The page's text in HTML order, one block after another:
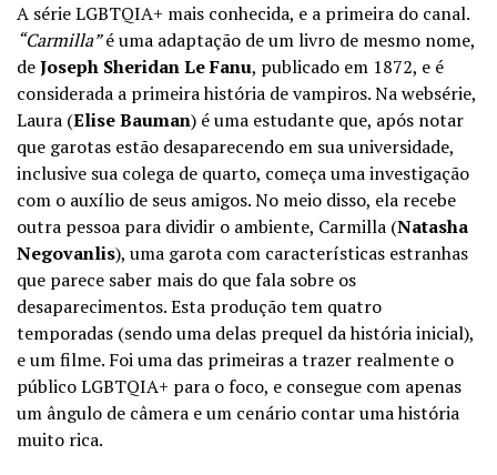
A série LGBTQIA+ mais conhecida, e a primeira do canal.
“Carmilla”é uma adaptação de um livro de mesmo nome,
deJoseph Sheridan Le Fanu, publicado em 1872, e é
considerada a primeira história de vampiros. Na websérie,
Laura (Elise Bauman) é uma estudante que, após notar
que garotas estão desaparecendo em sua universidade,
inclusive sua colega de quarto, começa uma investigação
com o auxílio de seus amigos. No meio disso, ela recebe
outra pessoa para dividir o ambiente, Carmilla (Natasha
Negovanlis), uma garota com características estranhas
que parece saber mais do que fala sobre os
desaparecimentos.Esta produção tem quatro
temporadas (sendo uma delas prequel da história inicial),
e um filme. Foi uma das primeiras a trazer realmente o
público LGBTQIA+ para o foco, e consegue com apenas
um ângulo de câmera e um cenário contar uma história
muito rica.